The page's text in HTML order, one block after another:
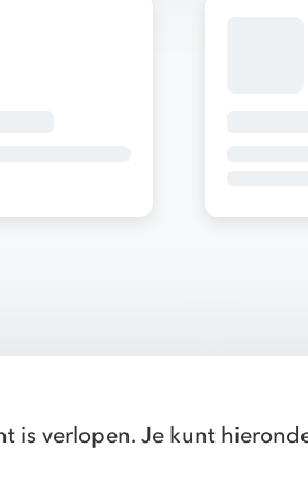
is verlopen. Je kunt